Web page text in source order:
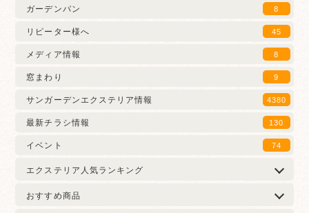
ガーデンパン 8
リピーター様へ 45
メディア情報 8
窓まわり 9
サンガーデンエクステリア情報 4380
最新チラシ情報 130
イベント 74
エクステリア人気ランキング
おすすめ商品